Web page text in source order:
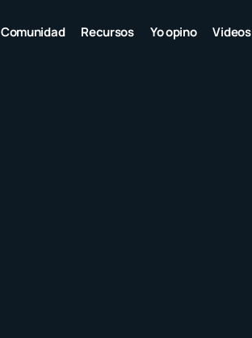
Comunidad Recursos Yo opino Videos